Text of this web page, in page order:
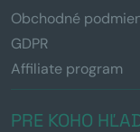
Obchodné
GDPR
Affiliate program
PRE KOHO